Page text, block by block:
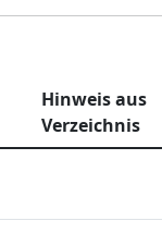
Hinweis aus
Verzeichnis